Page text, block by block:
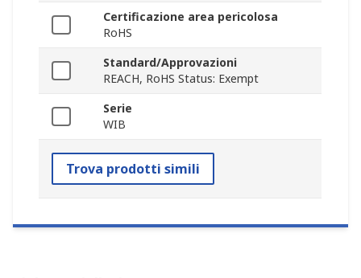
Certificazione area pericolosa
RoHS
Standard/Approvazioni
REACH, RoHS Status: Exempt
Serie
WIB
Trova prodotti simili